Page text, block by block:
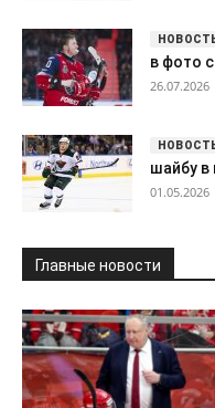
в фото
26.07.2026
шайбу
01.05.2026
Главные новости